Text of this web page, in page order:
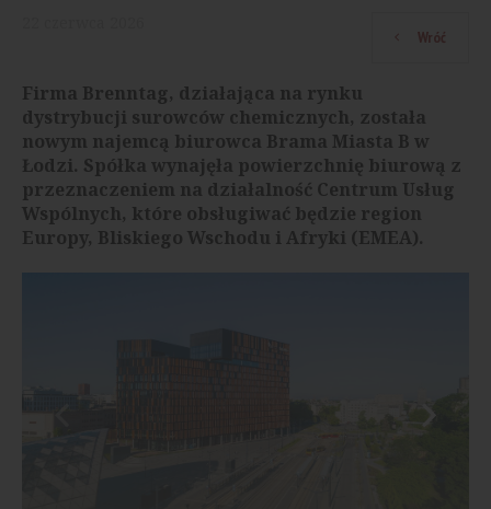
Wróć
Firma Brenntag, działająca na rynku
dystrybucji surowców chemicznych, została
nowym najemcą biurowca Brama Miasta B w
Łodzi. Spółka wynajęła powierzchnię biurową z
przeznaczeniem na działalność Centrum Usług
Wspólnych, które obsługiwać będzie region
Europy, Bliskiego Wschodu i Afryki (EMEA).